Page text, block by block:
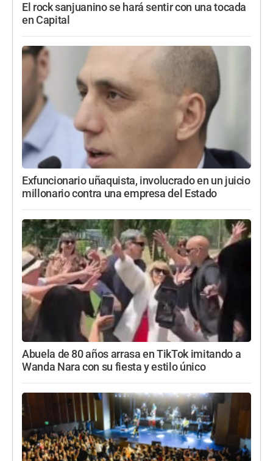
El rock sanjuanino se hará sentir con una tocada
en Capital
Exfuncionario uñaquista, involucrado en un juicio
millonario contra una empresa del Estado
Abuela de 80 años arrasa en TikTok imitando a
Wanda Nara con su fiesta y estilo único